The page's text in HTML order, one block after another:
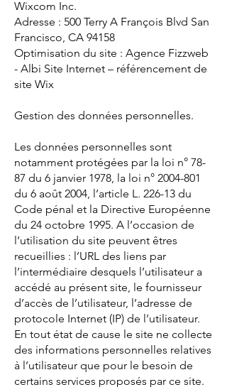
Wixcom Inc.
Adresse : 500 Terry A François Blvd San
Francisco, CA 94158
Optimisation du site : Agence Fizzweb
- Albi Site Internet – référencement de
site Wix
Gestion des données personnelles.
Les données personnelles sont
notamment protégées par la loi n° 78-
87 du 6 janvier 1978, la loi n° 2004-801
du 6 août 2004, l’article L. 226-13 du
Code pénal et la Directive Européenne
du 24 octobre 1995. A l’occasion de
l’utilisation du site peuvent êtres
recueillies : l’URL des liens par
l’intermédiaire desquels l’utilisateur a
accédé au présent site, le fournisseur
d’accès de l’utilisateur, l’adresse de
protocole Internet (IP) de l’utilisateur.
En tout état de cause le site ne collecte
des informations personnelles relatives
à l’utilisateur que pour le besoin de
certains services proposés par ce site.